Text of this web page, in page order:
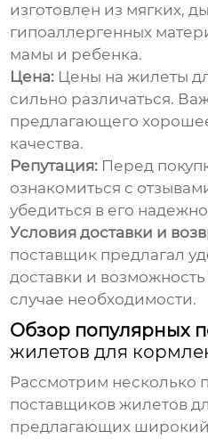
изготовлен из мягких,
гипоаллергенных
мамы и ребенка.
Цена: Цены нажилеты
сильно различаться.
предлагающего
качества.
Репутация: Перед
ознакомиться с
убедиться в его
Условия доставки и
поставщик предлагал
доставки и возможность
случае необходимости.
Обзор популярных
жилетов для
Рассмотрим несколько
поставщиковжилетов
предлагающих